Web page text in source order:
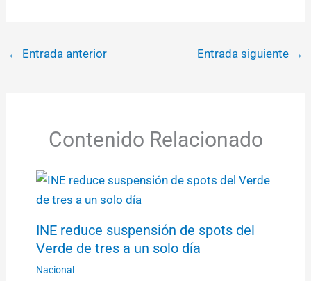
← Entrada anterior Entrada siguiente →
Contenido Relacionado
INE reduce suspensión de spots del
Verde de tres a un solo día
Nacional